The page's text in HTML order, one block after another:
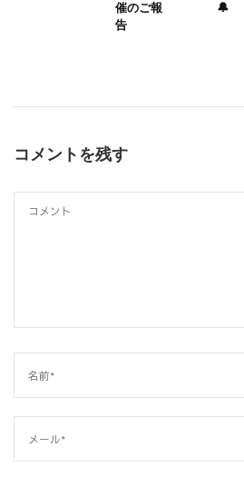
催のご報
告
🔔
コメントを残す